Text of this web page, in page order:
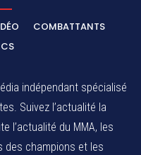
COMBATTANTS
indépendant spécialisé
Suivez l’actualité la
l’actualité du MMA, les
des champions et les